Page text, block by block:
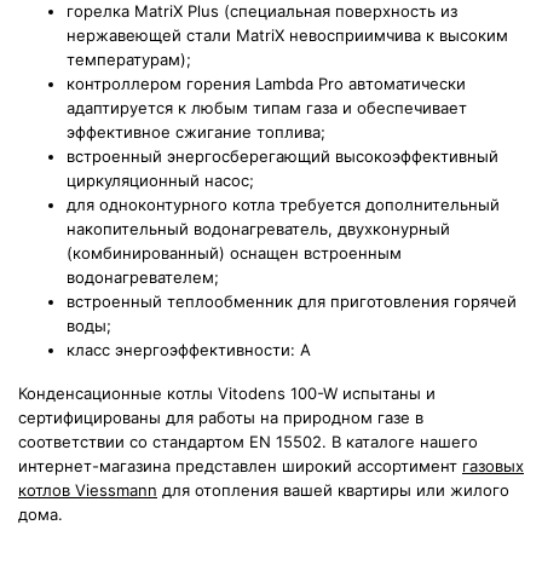
горелка MatriX Plus (специальная поверхность из
нержавеющей стали MatriX невосприимчива к высоким
температурам);
контроллером горения Lambda Pro автоматически
адаптируется к любым типам газа и обеспечивает
эффективное сжигание топлива;
встроенный энергосберегающий высокоэффективный
циркуляционный насос;
для одноконтурного котла требуется дополнительный
накопительный водонагреватель, двухконурный
(комбинированный) оснащен встроенным
водонагревателем;
встроенный теплообменник для приготовления горячей
воды;
класс энергоэффективности: A
Конденсационные котлы Vitodens 100-W испытаны и
сертифицированы для работы на природном газе в
соответствии со стандартом EN 15502. В каталоге нашего
интернет-магазина представлен широкий ассортимент газовых
котлов Viessmann для отопления вашей квартиры или жилого
дома.